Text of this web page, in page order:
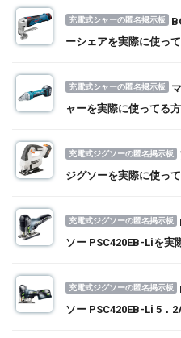
充電式シャーの匿名掲示板
ーシェアを実際に使っ
充電式シャーの匿名掲示板
ャーを実際に使ってる
充電式ジグソーの匿名掲示板
ジグソーを実際に使っ
充電式ジグソーの匿名掲示板
ソー PSC420EB-Liを実
充電式ジグソーの匿名掲示板
ソー PSC420EB-Li 5．